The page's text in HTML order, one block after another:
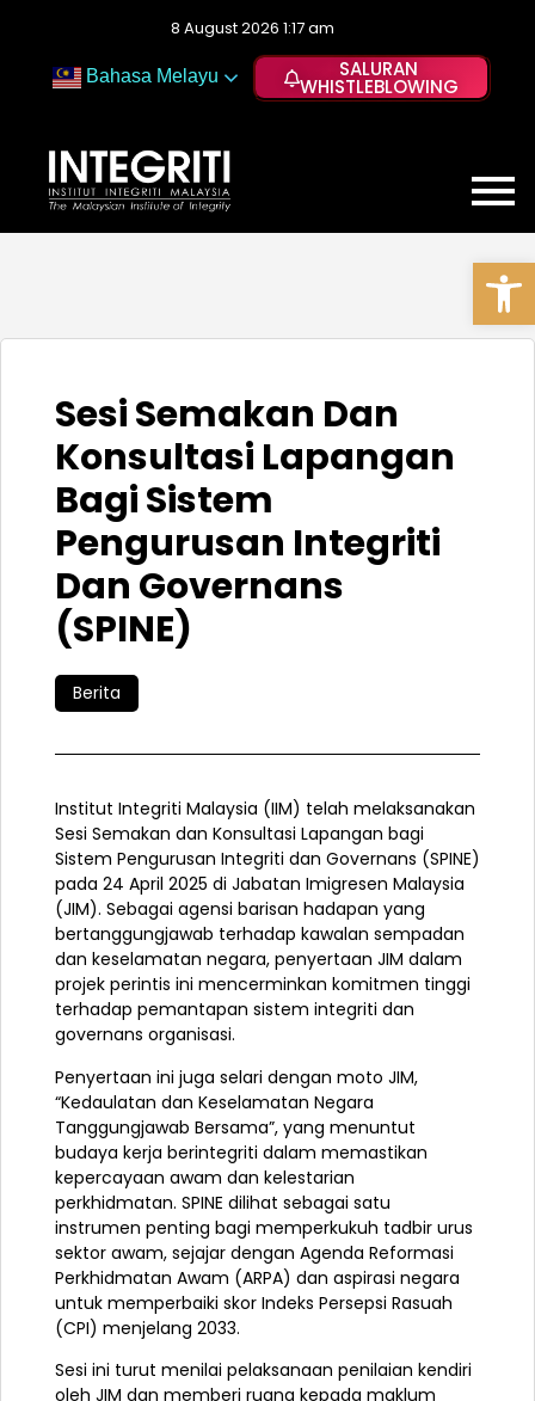
8 August 2026 1:17 am
Bahasa Melayu SALURAN
WHISTLEBLOWING
Sesi Semakan Dan
Konsultasi Lapangan
Bagi Sistem
Pengurusan Integriti
Dan Governans
(SPINE)
Berita
Institut Integriti Malaysia (IIM) telah melaksanakan
Sesi Semakan dan Konsultasi Lapangan bagi
Sistem Pengurusan Integriti dan Governans (SPINE)
pada 24 April 2025 di Jabatan Imigresen Malaysia
(JIM). Sebagai agensi barisan hadapan yang
bertanggungjawab terhadap kawalan sempadan
dan keselamatan negara, penyertaan JIM dalam
projek perintis ini mencerminkan komitmen tinggi
terhadap pemantapan sistem integriti dan
governans organisasi.
Penyertaan ini juga selari dengan moto JIM,
“Kedaulatan dan Keselamatan Negara
Tanggungjawab Bersama”, yang menuntut
budaya kerja berintegriti dalam memastikan
kepercayaan awam dan kelestarian
perkhidmatan. SPINE dilihat sebagai satu
instrumen penting bagi memperkukuh tadbir urus
sektor awam, sejajar dengan Agenda Reformasi
Perkhidmatan Awam (ARPA) dan aspirasi negara
untuk memperbaiki skor Indeks Persepsi Rasuah
(CPI) menjelang 2033.
Sesi ini turut menilai pelaksanaan penilaian kendiri
oleh JIM dan memberi ruang kepada maklum